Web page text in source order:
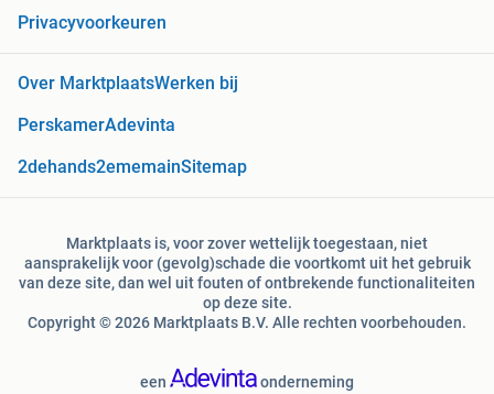
Privacyvoorkeuren
Over MarktplaatsWerken bij
PerskamerAdevinta
2dehands2ememainSitemap
Marktplaats is, voor zover wettelijk toegestaan, niet
aansprakelijk voor (gevolg)schade die voortkomt uit het gebruik
van deze site, dan wel uit fouten of ontbrekende functionaliteiten
op deze site.
Copyright © 2026 Marktplaats B.V. Alle rechten voorbehouden.
een onderneming